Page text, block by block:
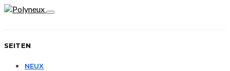
SEITEN
NEUX